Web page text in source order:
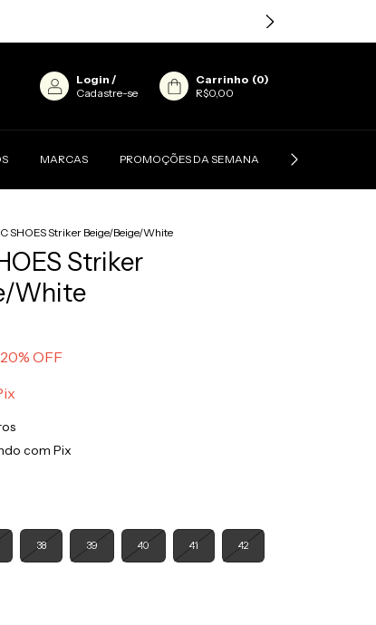
Login /
Cadastre-se
Carrinho (0)
R$0,00
MARCAS PROMOÇÕES DA SEMANA CONTATO
SHOES Striker Beige/Beige/White
Striker
White
20% OFF
com Pix
38 39 40 41 42